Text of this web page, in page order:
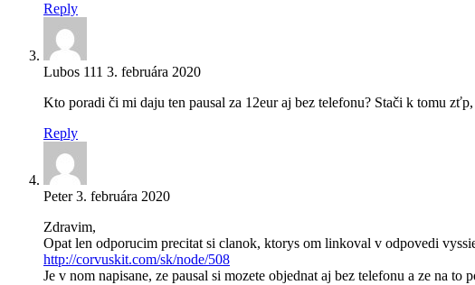
Reply
Lubos 111 3. februára 2020
Kto poradi či mi daju ten pausal za 12eur aj bez telefonu? Stači k tomu
Reply
Peter 3. februára 2020
Zdravim,
Opat len odporucim precitat si clanok, ktorys om linkoval v odpovedi
http://corvuskit.com/sk/node/508
Je v nom napisane, ze pausal si mozete objednat aj bez telefonu a ze na